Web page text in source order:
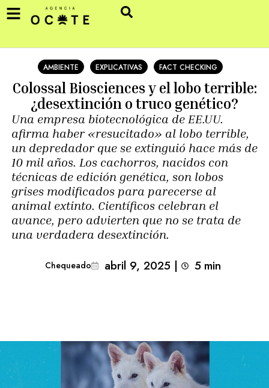
AMBIENTE EXPLICATIVAS FACT CHECKING
Colossal Biosciences y el lobo terrible:
¿desextinción o truco genético?
Una empresa biotecnológica de EE.UU.
afirma haber «resucitado» al lobo terrible,
un depredador que se extinguió hace más de
10 mil años. Los cachorros, nacidos con
técnicas de edición genética, son lobos
grises modificados para parecerse al
animal extinto. Científicos celebran el
avance, pero advierten que no se trata de
una verdadera desextinción.
Chequeado abril 9, 2025 | 5 min